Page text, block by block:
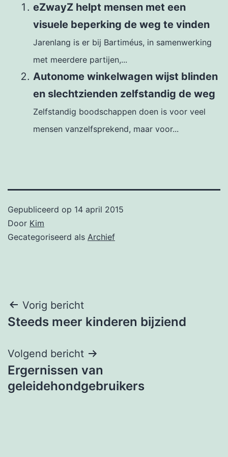
eZwayZ helpt mensen met een
visuele beperking de weg te vinden
Jarenlang is er bij Bartiméus, in samenwerking
met meerdere partijen,...
Autonome winkelwagen wijst blinden
en slechtzienden zelfstandig de weg
Zelfstandig boodschappen doen is voor veel
mensen vanzelfsprekend, maar voor...
Gepubliceerd op 14 april 2015
Door Kim
Gecategoriseerd als Archief
Bericht
navigatie
Vorig bericht
Steeds meer kinderen bijziend
Volgend bericht
Ergernissen van
geleidehondgebruikers